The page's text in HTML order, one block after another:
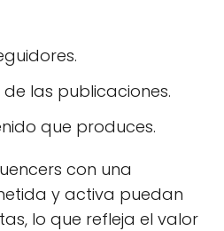
las publicaciones.
que produces.
con una
y activa puedan
lo que refleja el valor